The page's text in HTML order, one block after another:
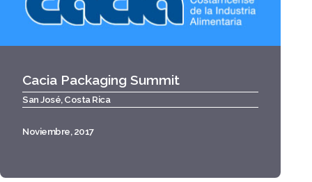
Cacia Packaging Summit
San José, Costa Rica
Noviembre, 2017